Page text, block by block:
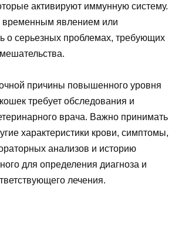
активируют иммунную систему.
временным явлением или
о серьезных проблемах, требующих
причины повышенного уровня
требует обследования и
врача. Важно принимать
характеристики крови, симптомы,
анализов и историю
для определения диагноза и
лечения.